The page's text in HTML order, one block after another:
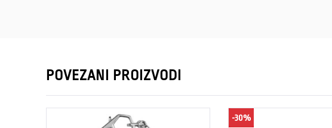
POVEZANI PROIZVODI
-30%